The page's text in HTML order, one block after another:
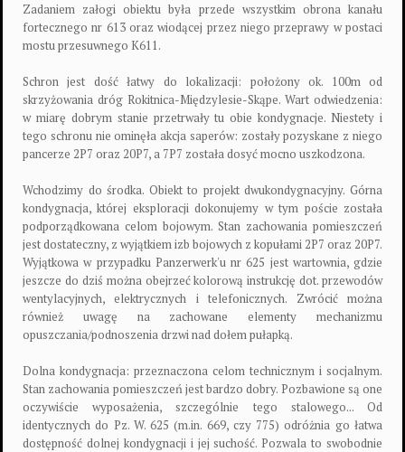
Zadaniem załogi obiektu była przede wszystkim obrona kanału
fortecznego nr 613 oraz wiodącej przez niego przeprawy w postaci
mostu przesuwnego K611.
Schron jest dość łatwy do lokalizacji: położony ok. 100m od
skrzyżowania dróg Rokitnica-Międzylesie-Skąpe. Wart odwiedzenia:
w miarę dobrym stanie przetrwały tu obie kondygnacje. Niestety i
tego schronu nie ominęła akcja saperów: zostały pozyskane z niego
pancerze 2P7 oraz 20P7, a 7P7 została dosyć mocno uszkodzona.
Wchodzimy do środka. Obiekt to projekt dwukondygnacyjny. Górna
kondygnacja, której eksploracji dokonujemy w tym poście została
podporządkowana celom bojowym. Stan zachowania pomieszczeń
jest dostateczny, z wyjątkiem izb bojowych z kopułami 2P7 oraz 20P7.
Wyjątkowa w przypadku Panzerwerk'u nr 625 jest wartownia, gdzie
jeszcze do dziś można obejrzeć kolorową instrukcję dot. przewodów
wentylacyjnych, elektrycznych i telefonicznych. Zwrócić można
również uwagę na zachowane elementy mechanizmu
opuszczania/podnoszenia drzwi nad dołem pułapką.
Dolna kondygnacja: przeznaczona celom technicznym i socjalnym.
Stan zachowania pomieszczeń jest bardzo dobry. Pozbawione są one
oczywiście wyposażenia, szczególnie tego stalowego... Od
identycznych do Pz. W. 625 (m.in. 669, czy 775) odróżnia go łatwa
dostępność dolnej kondygnacji i jej suchość. Pozwala to swobodnie